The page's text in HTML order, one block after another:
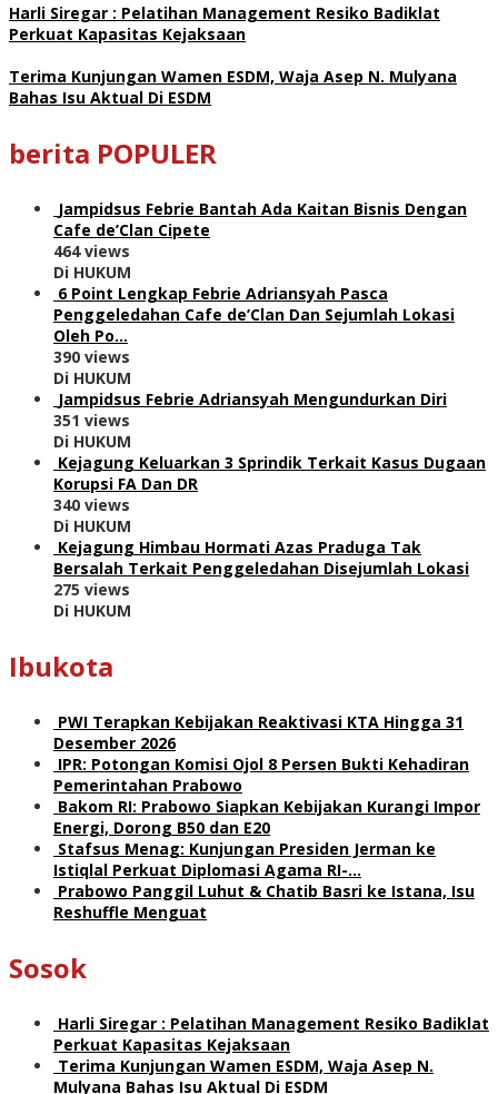
Harli Siregar : Pelatihan Management Resiko Badiklat
Perkuat Kapasitas Kejaksaan
Terima Kunjungan Wamen ESDM, Waja Asep N. Mulyana
Bahas Isu Aktual Di ESDM
berita POPULER
Jampidsus Febrie Bantah Ada Kaitan Bisnis Dengan
Cafe de’Clan Cipete
464 views
Di HUKUM
6 Point Lengkap Febrie Adriansyah Pasca
Penggeledahan Cafe de’Clan Dan Sejumlah Lokasi
Oleh Po…
390 views
Di HUKUM
Jampidsus Febrie Adriansyah Mengundurkan Diri
351 views
Di HUKUM
Kejagung Keluarkan 3 Sprindik Terkait Kasus Dugaan
Korupsi FA Dan DR
340 views
Di HUKUM
Kejagung Himbau Hormati Azas Praduga Tak
Bersalah Terkait Penggeledahan Disejumlah Lokasi
275 views
Di HUKUM
Ibukota
PWI Terapkan Kebijakan Reaktivasi KTA Hingga 31
Desember 2026
IPR: Potongan Komisi Ojol 8 Persen Bukti Kehadiran
Pemerintahan Prabowo
Bakom RI: Prabowo Siapkan Kebijakan Kurangi Impor
Energi, Dorong B50 dan E20
Stafsus Menag: Kunjungan Presiden Jerman ke
Istiqlal Perkuat Diplomasi Agama RI-…
Prabowo Panggil Luhut & Chatib Basri ke Istana, Isu
Reshuffle Menguat
Sosok
Harli Siregar : Pelatihan Management Resiko Badiklat
Perkuat Kapasitas Kejaksaan
Terima Kunjungan Wamen ESDM, Waja Asep N.
Mulyana Bahas Isu Aktual Di ESDM